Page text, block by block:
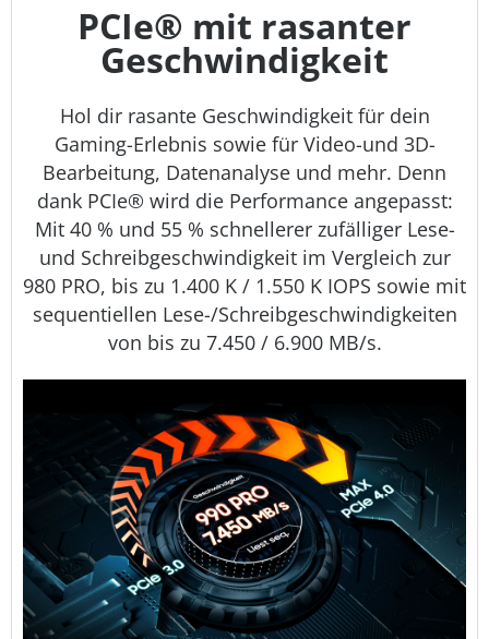
PCIe® mit rasanter
Geschwindigkeit
Hol dir rasante Geschwindigkeit für dein
Gaming-Erlebnis sowie für Video-und 3D-
Bearbeitung, Datenanalyse und mehr. Denn
dank PCIe® wird die Performance angepasst:
Mit 40 % und 55 % schnellerer zufälliger Lese-
und Schreibgeschwindigkeit im Vergleich zur
980 PRO, bis zu 1.400 K / 1.550 K IOPS sowie mit
sequentiellen Lese-/Schreibgeschwindigkeiten
von bis zu 7.450 / 6.900 MB/s.